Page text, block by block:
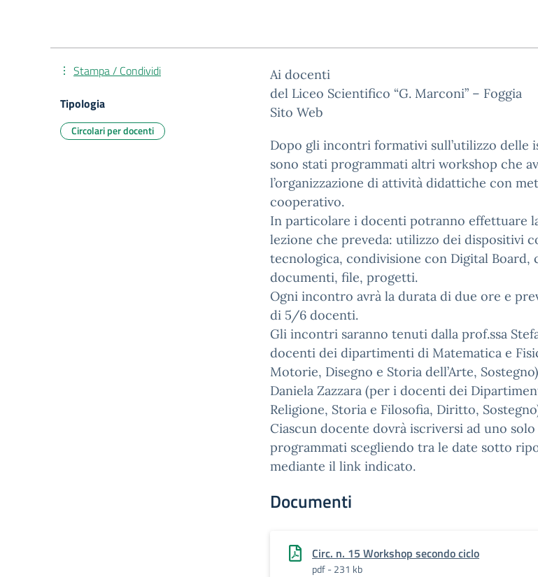
Ai docenti
del Liceo Scientifico “G. Marconi” – Foggia
Sito Web
Dopo gli incontri formativi sull’utilizzo delle
sono stati programmati altri workshop che
l’organizzazione di attività didattiche con
cooperativo.
In particolare i docenti potranno effettuare
lezione che preveda: utilizzo dei dispositivi
tecnologica, condivisione con Digital Board,
documenti, file, progetti.
Ogni incontro avrà la durata di due ore e
di 5/6 docenti.
Gli incontri saranno tenuti dalla prof.ssa
docenti dei dipartimenti di Matematica e
Motorie, Disegno e Storia dell’Arte,
Daniela Zazzara (per i docenti dei
Religione, Storia e Filosofia, Diritto,
Ciascun docente dovrà iscriversi ad uno
programmati scegliendo tra le date sotto
mediante il link indicato.
Documenti
Circ. n. 15 Workshop secondo ciclo
pdf - 231 kb
Stampa / Condividi
Tipologia
Circolari per docenti